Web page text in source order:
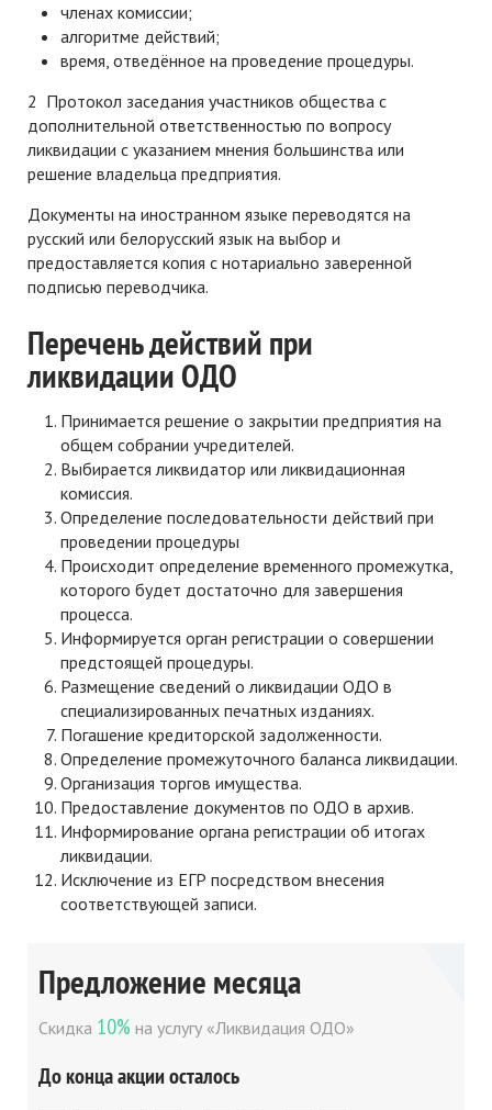
членах комиссии;
алгоритме действий;
время, отведённое на проведение процедуры.
2 Протокол заседания участников общества с
дополнительной ответственностью по вопросу
ликвидации с указанием мнения большинства или
решение владельца предприятия.
Документы на иностранном языке переводятся на
русский или белорусский язык на выбор и
предоставляется копия с нотариально заверенной
подписью переводчика.
Перечень действий при
ликвидации ОДО
Принимается решение о закрытии предприятия на
общем собрании учредителей.
Выбирается ликвидатор или ликвидационная
комиссия.
Определение последовательности действий при
проведении процедуры
Происходит определение временного промежутка,
которого будет достаточно для завершения
процесса.
Информируется орган регистрации о совершении
предстоящей процедуры.
Размещение сведений оликвидации ОДО в
специализированных печатных изданиях.
Погашение кредиторской задолженности.
Определение промежуточного баланса ликвидации.
Организация торгов имущества.
Предоставление документов по ОДО в архив.
Информирование органа регистрации об итогах
ликвидации.
Исключение из ЕГР посредством внесения
соответствующей записи.
Предложение месяца
Скидка 10% на услугу «Ликвидация ОДО»
До конца акции осталось